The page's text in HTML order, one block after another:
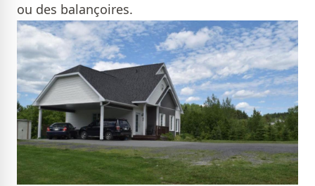
ou des balançoires.